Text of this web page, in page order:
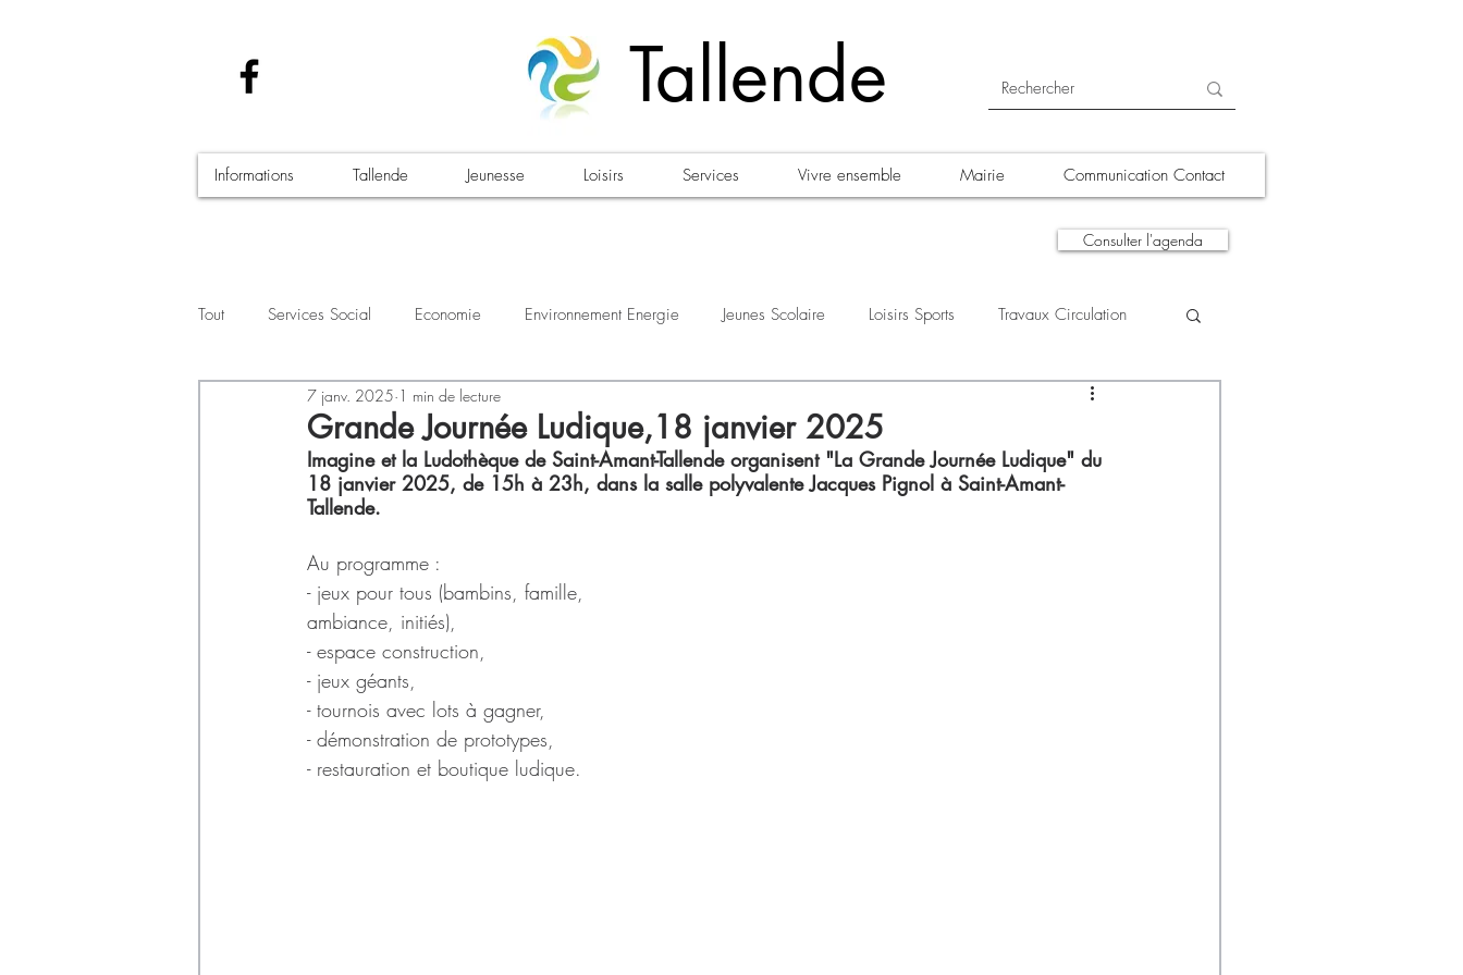
Tallende
Informations Tallende Jeunesse Loisirs Services Vivre ensemble Mairie Communication Contact
Consulter l'agenda
Tout Services Social Economie Environnement Energie Jeunes Scolaire Loisirs Sports Travaux Circulation
Santé - Covid-19 Culture Manifestations A la une
Grande Journée Ludique,18 janvier 2025
7 janv. 2025 1 min de lecture
Imagine et la Ludothèque de Saint-Amant-Tallende organisent "La Grande Journée Ludique" du
18 janvier 2025, de 15h à 23h, dans la salle polyvalente Jacques Pignol à Saint-Amant-
Tallende.
Au programme :
- jeux pour tous (bambins, famille,
ambiance, initiés),
- espace construction,
- jeux géants,
- tournois avec lots à gagner,
- démonstration de prototypes,
- restauration et boutique ludique.